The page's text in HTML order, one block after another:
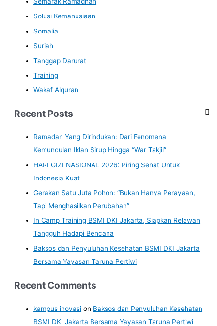
Solusi Kemanusiaan
Somalia
Suriah
Tanggap Darurat
Training
Wakaf Alquran
Recent Posts
Ramadan Yang Dirindukan: Dari Fenomena
Kemunculan Iklan Sirup Hingga “War Takjil”
HARI GIZI NASIONAL 2026: Piring Sehat Untuk
Indonesia Kuat
Gerakan Satu Juta Pohon: “Bukan Hanya Perayaan,
Tapi Menghasilkan Perubahan”
In Camp Training BSMI DKI Jakarta, Siapkan Relawan
Tangguh Hadapi Bencana
Baksos dan Penyuluhan Kesehatan BSMI DKI Jakarta
Bersama Yayasan Taruna Pertiwi
Recent Comments
kampus inovasi on Baksos dan Penyuluhan Kesehatan
BSMI DKI Jakarta Bersama Yayasan Taruna Pertiwi